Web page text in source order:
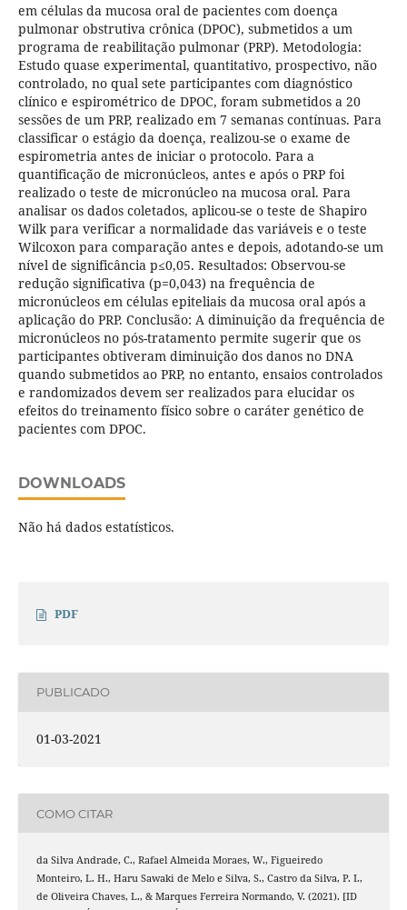
em células da mucosa oral de pacientes com doença
pulmonar obstrutiva crônica (DPOC), submetidos a um
programa de reabilitação pulmonar (PRP). Metodologia:
Estudo quase experimental, quantitativo, prospectivo, não
controlado, no qual sete participantes com diagnóstico
clínico e espirométrico de DPOC, foram submetidos a 20
sessões de um PRP, realizado em 7 semanas contínuas. Para
classificar o estágio da doença, realizou-se o exame de
espirometria antes de iniciar o protocolo. Para a
quantificação de micronúcleos, antes e após o PRP foi
realizado o teste de micronúcleo na mucosa oral. Para
analisar os dados coletados, aplicou-se o teste de Shapiro
Wilk para verificar a normalidade das variáveis e o teste
Wilcoxon para comparação antes e depois, adotando-se um
nível de significância p≤0,05. Resultados: Observou-se
redução significativa (p=0,043) na frequência de
micronúcleos em células epiteliais da mucosa oral após a
aplicação do PRP. Conclusão: A diminuição da frequência de
micronúcleos no pós-tratamento permite sugerir que os
participantes obtiveram diminuição dos danos no DNA
quando submetidos ao PRP, no entanto, ensaios controlados
e randomizados devem ser realizados para elucidar os
efeitos do treinamento físico sobre o caráter genético de
pacientes com DPOC.
DOWNLOADS
Não há dados estatísticos.
PDF
PUBLICADO
01-03-2021
COMO CITAR
da Silva Andrade, C., Rafael Almeida Moraes, W., Figueiredo
Monteiro, L. H., Haru Sawaki de Melo e Silva, S., Castro da Silva, P. I.,
de Oliveira Chaves, L., & Marques Ferreira Normando, V. (2021). [ID